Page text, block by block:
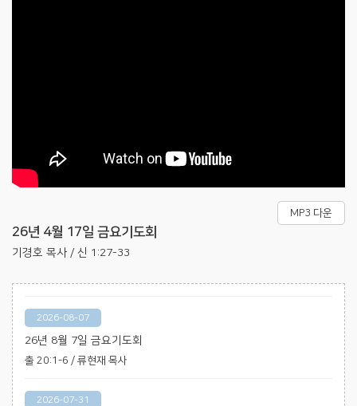
MP3 다운
26년 4월 17일 금요기도회
기경호 목사 / 신 1:27-33
2026-08-07
26년 8월 7일 금요기도회
출 20:1-6 / 류현재 목사
2026-07-31